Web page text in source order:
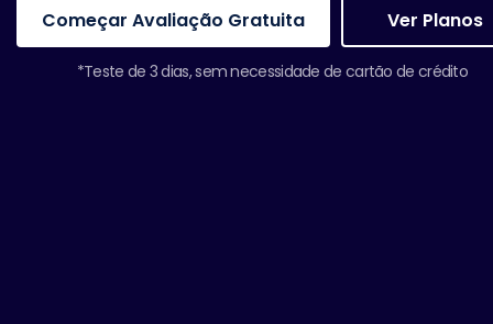
Começar Avaliação Gratuita Ver Planos
*Teste de 3 dias, sem necessidade de cartão de crédito